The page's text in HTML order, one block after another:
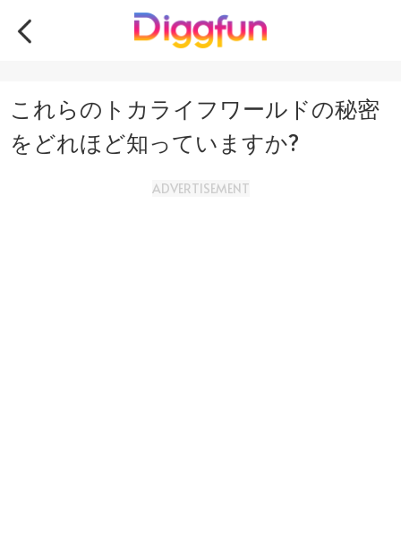
これらのトカライフワールドの秘密
をどれほど知っていますか?
ADVERTISEMENT